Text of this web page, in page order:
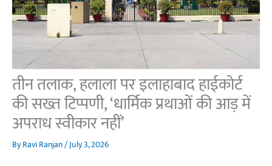
तीन तलाक, हलाला पर इलाहाबाद हाईकोर्ट
की सख्त टिप्पणी, ‘धार्मिक प्रथाओं की आड़ में
अपराध स्वीकार नहीं’
ByRavi Ranjan/July 3, 2026